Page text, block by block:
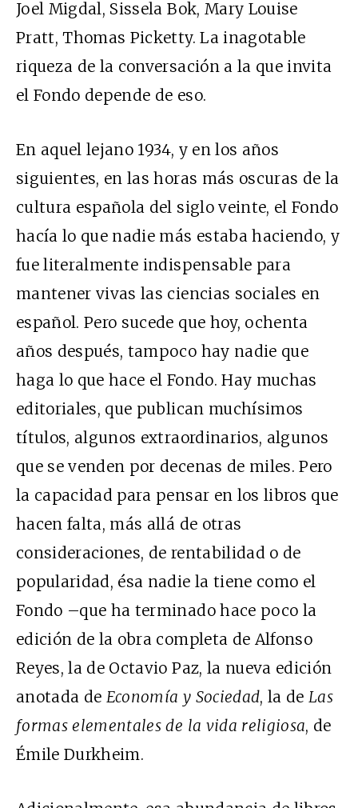
Joel Migdal, Sissela Bok, Mary Louise
Pratt, Thomas Picketty. La inagotable
riqueza de la conversación a la que invita
el Fondo depende de eso.
En aquel lejano 1934, y en los años
siguientes, en las horas más oscuras de la
cultura española del siglo veinte, el Fondo
hacía lo que nadie más estaba haciendo, y
fue literalmente indispensable para
mantener vivas las ciencias sociales en
español. Pero sucede que hoy, ochenta
años después, tampoco hay nadie que
haga lo que hace el Fondo. Hay muchas
editoriales, que publican muchísimos
títulos, algunos extraordinarios, algunos
que se venden por decenas de miles. Pero
la capacidad para pensar en los libros que
hacen falta, más allá de otras
consideraciones, de rentabilidad o de
popularidad, ésa nadie la tiene como el
Fondo –que ha terminado hace poco la
edición de la obra completa de Alfonso
Reyes, la de Octavio Paz, la nueva edición
anotada de Economía y Sociedad, la deLas
formas elementales de la vida religiosa, de
Émile Durkheim.